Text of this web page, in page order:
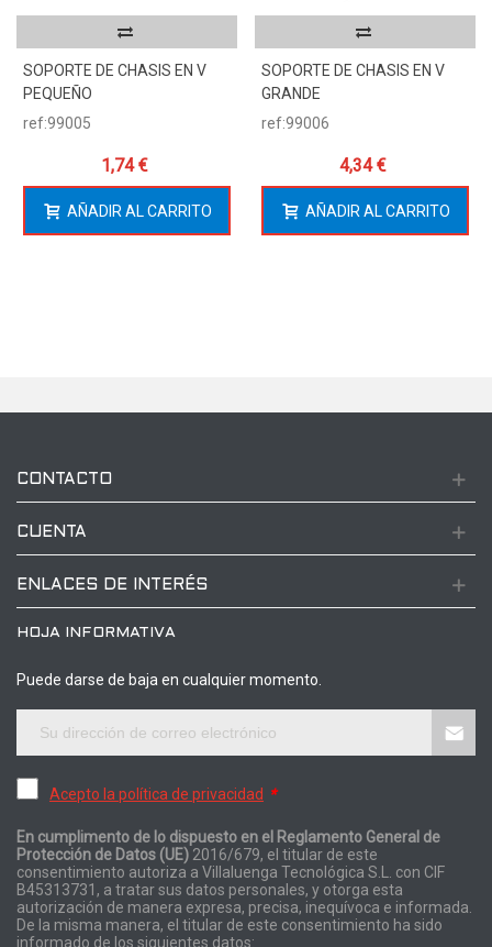
SOPORTE DE CHASIS EN V
PEQUEÑO
ref:99005
1,74 €
AÑADIR AL CARRITO
SOPORTE DE CHASIS EN V
GRANDE
ref:99006
4,34 €
AÑADIR AL CARRITO
CONTACTO
CUENTA
ENLACES DE INTERÉS
HOJA INFORMATIVA
Puede darse de baja en cualquier momento.
Acepto la política de privacidad *
En cumplimento de lo dispuesto en el Reglamento General de
Protección de Datos (UE) 2016/679, el titular de este
consentimiento autoriza a Villaluenga Tecnológica S.L. con CIF
B45313731, a tratar sus datos personales, y otorga esta
autorización de manera expresa, precisa, inequívoca e informada.
De la misma manera, el titular de este consentimiento ha sido
informado de los siguientes datos: